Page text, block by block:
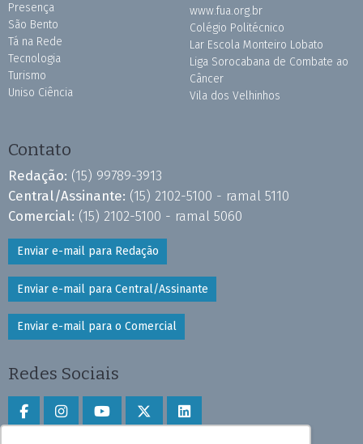
Presença
São Bento
Tá na Rede
Tecnologia
Turismo
Uniso Ciência
www.fua.org.br
Colégio Politécnico
Lar Escola Monteiro Lobato
Liga Sorocabana de Combate ao
Câncer
Vila dos Velhinhos
Contato
Redação: (15) 99789-3913
Central/Assinante: (15) 2102-5100 - ramal 5110
Comercial: (15) 2102-5100 - ramal 5060
Enviar e-mail para Redação
Enviar e-mail para Central/Assinante
Enviar e-mail para o Comercial
Redes Sociais